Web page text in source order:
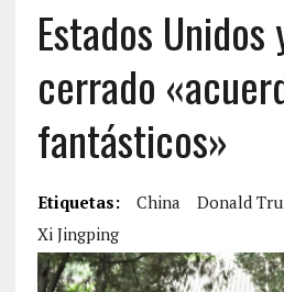
Estados Unidos
cerrado
fantásticos»
Etiquetas: China Donald
Xi Jingping